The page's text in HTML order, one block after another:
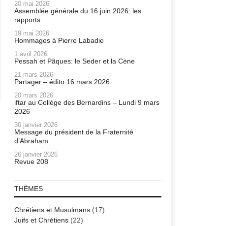
20 mai 2026
Assemblée générale du 16 juin 2026: les
rapports
19 mai 2026
Hommages à Pierre Labadie
1 avril 2026
Pessah et Pâques: le Seder et la Cène
21 mars 2026
Partager – édito 16 mars 2026
20 mars 2026
iftar au Collège des Bernardins – Lundi 9 mars
2026
30 janvier 2026
Message du président de la Fraternité
d’Abraham
26 janvier 2026
Revue 208
THÈMES
Chrétiens et Musulmans(17)
Juifs et Chrétiens(22)